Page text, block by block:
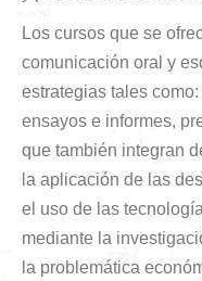
Los cursos que se
comunicación oral y
estrategias tales
ensayos e informes,
que también integran
la aplicación de las
el uso de las
mediante la
la problemática